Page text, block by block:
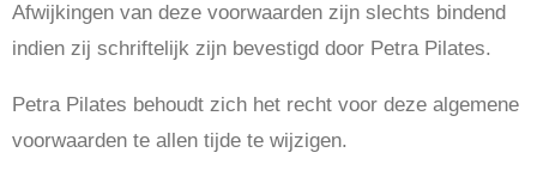
Afwijkingen van deze voorwaarden zijn slechts bindend
indien zij schriftelijk zijn bevestigd door Petra Pilates.
Petra Pilates behoudt zich het recht voor deze algemene
voorwaarden te allen tijde te wijzigen.